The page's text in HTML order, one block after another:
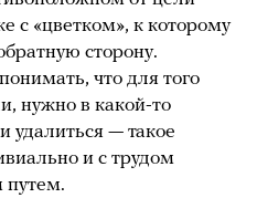
с «цветком», к которому
сторону.
что для того
нужно в какой-то
удалиться — такое
и с трудом
путем.